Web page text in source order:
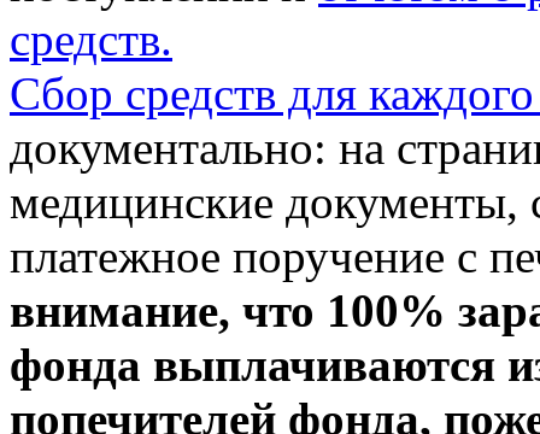
средств.
Сбор средств для
документально: на
медицинские документы,
платежное поручение с
внимание, что 100%
фонда выплачиваются
попечителей фонда,